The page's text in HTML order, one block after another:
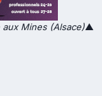
Mines (Alsace)▲